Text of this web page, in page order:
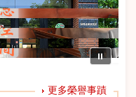
⏸
更多榮譽事蹟